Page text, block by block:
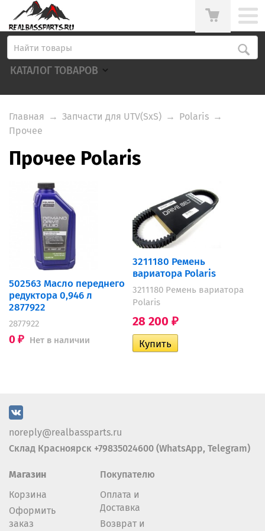
КАТАЛОГ ТОВАРОВ
Главная → Запчасти для UTV(SxS) → Polaris →
Прочее
Прочее Polaris
502563 Масло переднего
редуктора 0,946 л
2877922
2877922
0 ₽ Нет в наличии
3211180 Ремень
вариатора Polaris
3211180 Ремень вариатора
Polaris
28 200 ₽
noreply@realbassparts.ru
Склад Красноярск +79835024600 (WhatsApp, Telegram)
Магазин
Корзина
Оформить
заказ
Покупателю
Оплата и
Доставка
Возврат и